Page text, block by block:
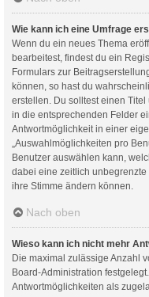
Wie kann ich eine Umfrage
Wenn du ein neues Thema
bearbeitest, findest du ein
Formulars zur
können, so hast du
erstellen. Du solltest einen
in die entsprechenden Felder
Antwortmöglichkeit in einer
„Auswahlmöglichkeiten pro
Benutzer auswählen kann,
dabei eine zeitlich
ihre Stimme ändern können.
Nach oben
Wieso kann ich nicht mehr
Die maximal zulässige Anzahl
Board-Administration
Antwortmöglichkeiten als